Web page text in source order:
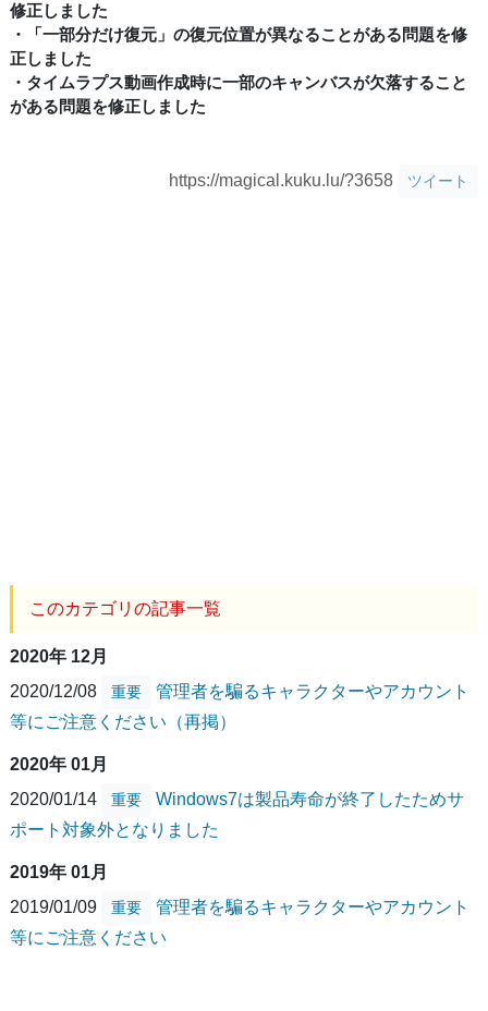
修正しました
・「一部分だけ復元」の復元位置が異なることがある問題を修
正しました
・タイムラプス動画作成時に一部のキャンバスが欠落すること
がある問題を修正しました
https://magical.kuku.lu/?3658 ツイート
このカテゴリの記事一覧
2020年 12月
2020/12/08
重要
管理者を騙るキャラクターやアカウント
等にご注意ください（再掲）
2020年 01月
2020/01/14
重要
Windows7は製品寿命が終了したためサ
ポート対象外となりました
2019年 01月
2019/01/09
重要
管理者を騙るキャラクターやアカウント
等にご注意ください